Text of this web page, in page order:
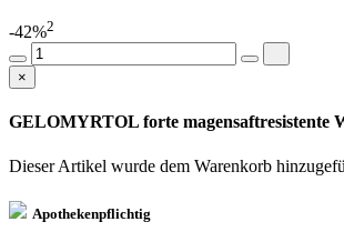
-42%2
×
GELOMYRTOL forte magensaftresistente
Dieser Artikel wurde dem Warenkorb
Apothekenpflichtig